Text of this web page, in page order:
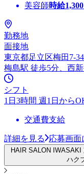
美容師時給1,300
勤務地
面接地
東京都足立区梅田7-
梅島駅 徒歩5分、西
シフト
1日3時間 週1日から
交通費支給
詳細を見る 応募画面
HAIR SALON IWASAKI
ハク